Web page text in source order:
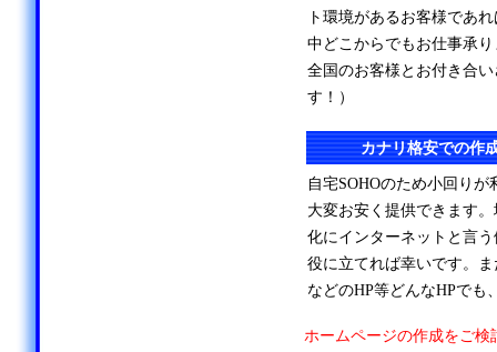
ト環境があるお客様であ
中どこからでもお仕事承
全国のお客様とお付き合
す！）
カナリ格安での作
自宅SOHOのため小回り
大変お安く提供できます
化にインターネットと言
役に立てれば幸いです。
などのHP等どんなHPでも
ホームページの作成をご検